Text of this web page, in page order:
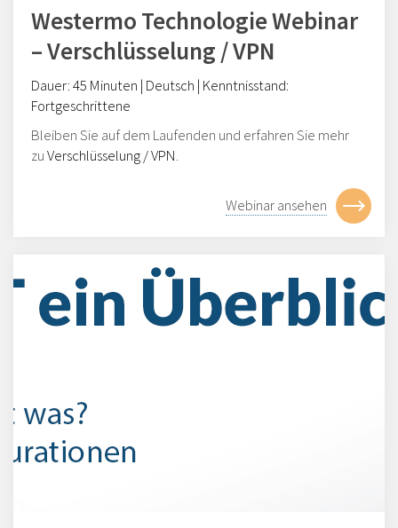
Westermo Technologie Webinar
– Verschlüsselung / VPN
Dauer: 45 Minuten | Deutsch | Kenntnisstand:
Fortgeschrittene
Bleiben Sie auf dem Laufenden und erfahren Sie mehr
zuVerschlüsselung / VPN.
Webinar ansehen